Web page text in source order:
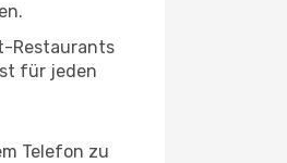
Restaurants
für jeden
Telefon zu